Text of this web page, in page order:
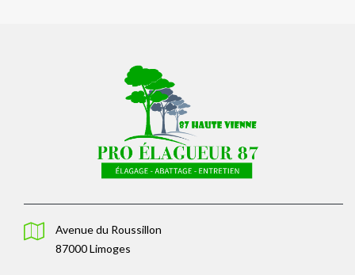
Avenue du Roussillon
87000 Limoges